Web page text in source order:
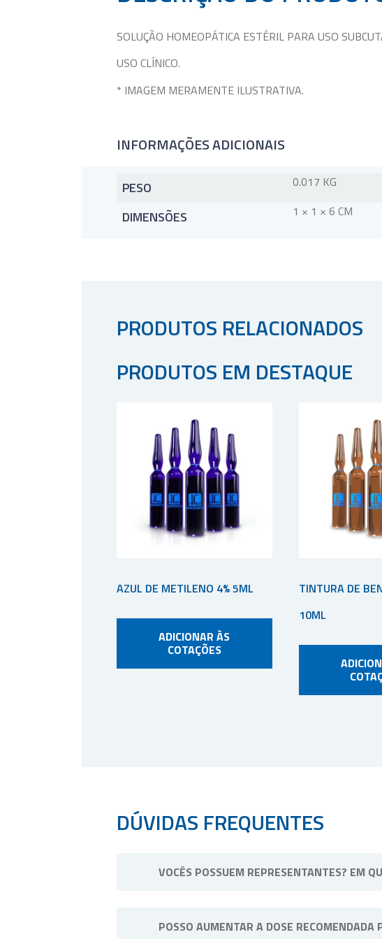
SOLUÇÃO HOMEOPÁTICA ESTÉRIL PARA USO
USO CLÍNICO.
* IMAGEM MERAMENTE ILUSTRATIVA.
INFORMAÇÕES ADICIONAIS
PESO 0.017 KG
DIMENSÕES 1 × 1 × 6 CM
PRODUTOS RELACIONADOS
PRODUTOS EM DESTAQUE
AZUL DE METILENO 4% 5ML
ADICIONAR ÀS
COTAÇÕES
TINTURA DE
10ML
DÚVIDAS FREQUENTES
VOCÊS POSSUEM REPRESENTANTES? EM
POSSO AUMENTAR A DOSE